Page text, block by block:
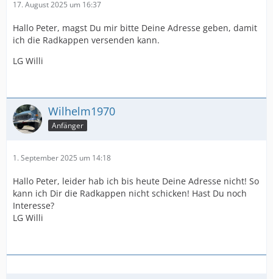
17. August 2025 um 16:37
Hallo Peter, magst Du mir bitte Deine Adresse geben, damit
ich die Radkappen versenden kann.
LG Willi
Wilhelm1970
Anfänger
1. September 2025 um 14:18
Hallo Peter, leider hab ich bis heute Deine Adresse nicht! So
kann ich Dir die Radkappen nicht schicken! Hast Du noch
Interesse?
LG Willi